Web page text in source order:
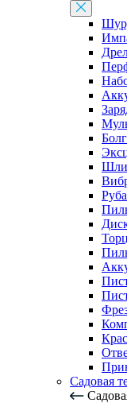
Садовая